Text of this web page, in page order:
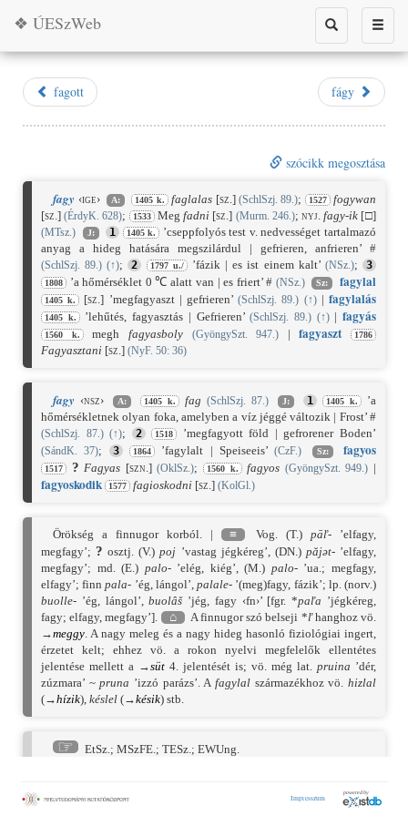
Toggle
Toggle
search
❖ ÚESzWeb
fagott fágy
szócikk megosztása
fagy ‹ige› A: 1405 k. faglalas [sz.] (SchlSzj. 89.); 1527
fogywan
[sz.] (ÉrdyK. 628); 1533 Megfadni [sz.] (Murm. 246.); nyj. fagy-ik [□]
(MTsz.) J: 1 1405 k.
’cseppfolyós test v. nedvességet tartalmazó
anyag a hideg hatására megszilárdul | gefrieren, anfrieren’ #
(SchlSzj. 89.) (↑); 2 1797 u./ ’fázik | es ist einem kalt’ (NSz.); 3
1808 ’a hőmérséklet 0 ℃ alatt van | es friert’ # (NSz.) Sz: fagylal
1405 k. [sz.] ’megfagyaszt | gefrieren’(SchlSzj. 89.) (↑)|fagylalás
1405 k. ’lehűtés, fagyasztás | Gefrieren’(SchlSzj. 89.) (↑)|fagyás
1560 k. megh fagyasboly (GyöngySzt. 947.) |fagyaszt 1786
Fagyasztani [sz.] (NyF. 50: 36)
fagy ‹nsz› A: 1405 k. fag (SchlSzj. 87.) J: 1 1405 k.
’a
hőmérsékletnek olyan foka, amelyben a víz jéggé változik | Frost’ #
(SchlSzj. 87.) (↑); 2 1518 ’megfagyott föld | gefrorener Boden’
(SándK. 37); 3 1864 ’fagylalt | Speiseeis’(CzF.) Sz: fagyos
1517 ? Fagyas [szn.] (OklSz.); 1560 k. fagyos (GyöngySzt. 949.) |
fagyoskodik 1577 fagioskodni [sz.] (KolGl.)
Örökség a finnugor korból. | ≡ Vog. (T.)pāľ- ’elfagy,
megfagy’; ? osztj. (V.)poj ’vastag jégkéreg’, (DN.) păjət-’elfagy,
megfagy’; md. (E.) palo-’elég, kiég’, (M.) palo-’ua.; megfagy,
elfagy’; finnpala- ’ég, lángol’,palale- ’(meg)fagy, fázik’; lp. (norv.)
buolle- ’ég, lángol’,buolâš’jég, fagy ‹fn›’ [fgr. *paľa ’jégkéreg,
fagy; elfagy, megfagy’].
⌂ A finnugor szó belseji *ľhanghoz vö.
→meggy. A nagy meleg és a nagy hideg hasonló fiziológiai ingert,
érzetet kelt; ehhez vö. a rokon nyelvi megfelelők ellentétes
jelentése mellett a →süt 4. jelentését is; vö. még lat. pruina ’dér,
zúzmara’ ~pruna ’izzó parázs’. Afagylal származékhoz vö.hizlal
(→hízik), késlel (→késik) stb.
☞ EtSz.;MSzFE.;TESz.;EWUng.
Nszt
fagy¹; fagylal; fagyos;